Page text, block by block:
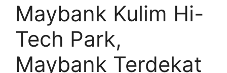
Maybank Kulim Hi-
Tech Park,
Maybank Terdekat